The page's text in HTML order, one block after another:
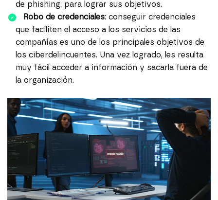
de phishing, para lograr sus objetivos.
Robo de credenciales: conseguir credenciales
que faciliten el acceso a los servicios de las
compañías es uno de los principales objetivos de
los ciberdelincuentes. Una vez logrado, les resulta
muy fácil acceder a información y sacarla fuera de
la organización.